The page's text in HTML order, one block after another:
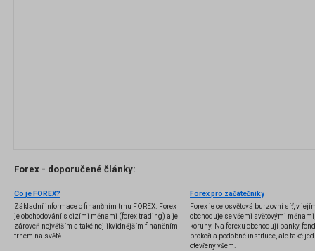
Forex - doporučené články:
Co je FOREX?
Základní informace o finančním trhu FOREX. Forex
je obchodování s cizími měnami (forex trading) a je
zároveň největším a také nejlikvidnějším finančním
trhem na světě.
Forex pro začátečníky
Forex je celosvětová burzovní síť, v
obchoduje se všemi světovými
koruny. Na forexu obchodují banky,
brokeři a podobné instituce, ale také
otevřený všem.